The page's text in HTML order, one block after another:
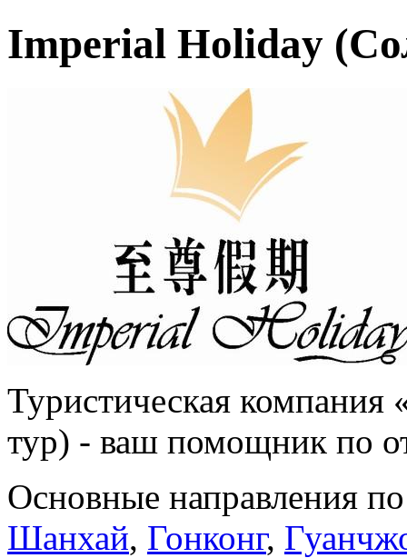
Imperial Holiday
Туристическая
тур) - ваш помощник по
Основные направления
Шанхай, Гонконг,